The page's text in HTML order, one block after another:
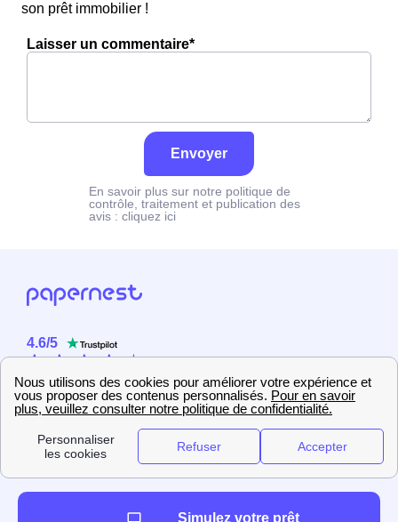
son prêt immobilier !
Laisser un commentaire*
Envoyer
En savoir plus sur notre politique de
contrôle, traitement et publication des
avis : cliquez ici
4.6/5
2358 utilisateurs
Simulez votre prêt